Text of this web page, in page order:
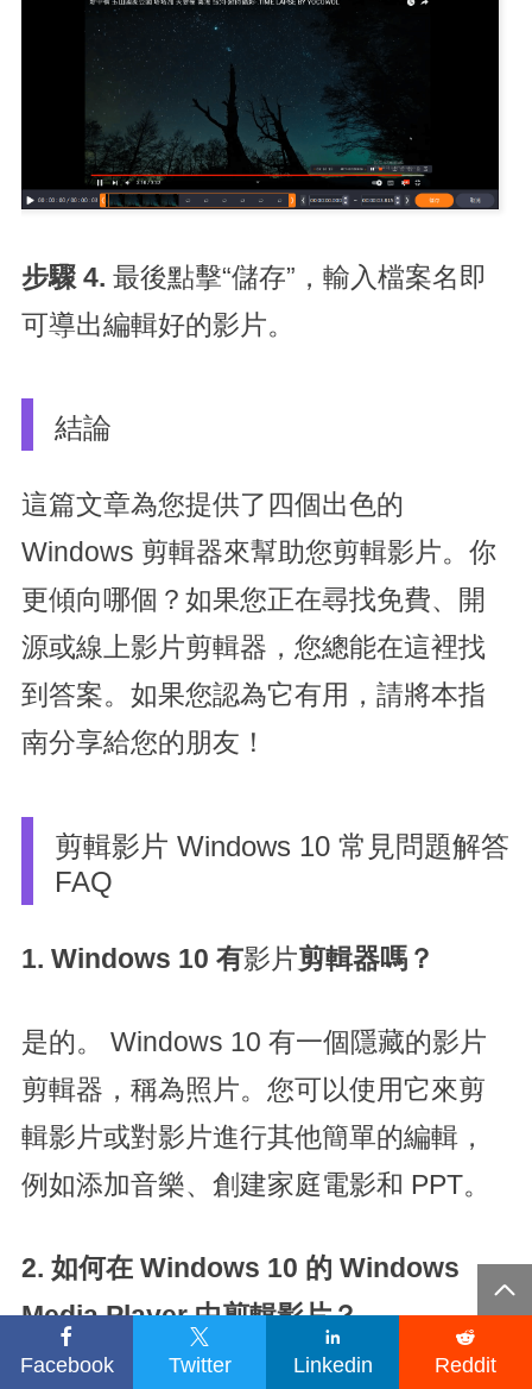

Facebook

Twitter

Linkedin

Reddit
步驟 4. 最後點擊“儲存”，輸入檔案名即
可導出編輯好的影片。
結論
這篇文章為您提供了四個出色的
Windows 剪輯器來幫助您剪輯影片。你
更傾向哪個？如果您正在尋找免費、開
源或線上影片剪輯器，您總能在這裡找
到答案。如果您認為它有用，請將本指
南分享給您的朋友！
剪輯影片 Windows 10 常見問題解答
FAQ
1. Windows 10 有影片剪輯器嗎？
是的。 Windows 10 有一個隱藏的影片
剪輯器，稱為照片。您可以使用它來剪
輯影片或對影片進行其他簡單的編輯，
例如添加音樂、創建家庭電影和 PPT。
2. 如何在 Windows 10 的 Windows
Media Player 中剪輯影片？
